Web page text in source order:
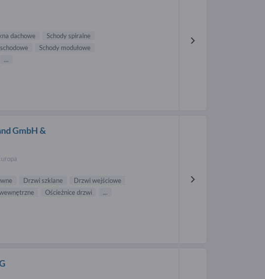
dachowe
Schody spiralne
Schody modułowe
...
GmbH &
Drzwi szklane
Drzwi wejściowe
Ościeżnice drzwi ...